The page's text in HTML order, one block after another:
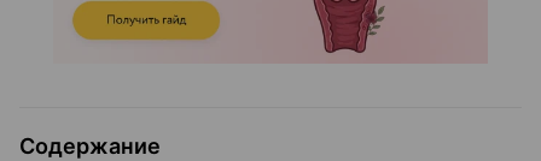
Содержание